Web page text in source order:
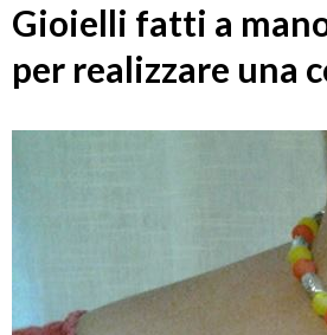
Gioielli fatti a
per realizzare una